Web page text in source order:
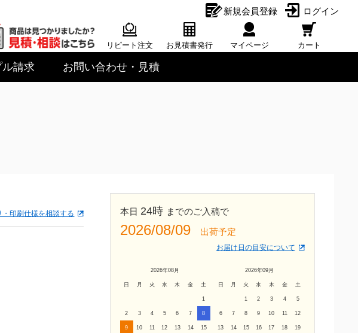
新規会員登録 ログイン
リピート注文
お見積書発行 マイページ カート
ル請求 お問い合わせ・見積
・印刷仕様を相談する 本日 24時 までのご入稿で
2026/08/09 出荷予定
お届け日の目安について
2026年08月
日 月 火 水 木 金 土
1
2 3 4 5 6 7 8
9 10 11 12 13 14 15
2026年09月
日 月 火 水 木 金 土
1 2 3 4 5
6 7 8 9 10 11 12
13 14 15 16 17 18 19